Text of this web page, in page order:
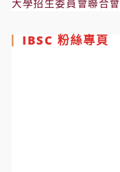
大學招生委員會聯合會
IBSC 粉絲專頁